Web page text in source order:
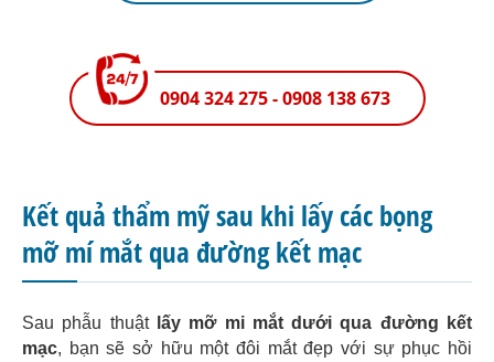
0904 324 275 - 0908 138 673
Kết quả thẩm mỹ sau khi lấy các bọng
mỡ mí mắt qua đường kết mạc
Sau phẫu thuật lấy mỡ mi mắt dưới qua đường kết
mạc, bạn sẽ sở hữu một đôi mắt đẹp với sự phục hồi